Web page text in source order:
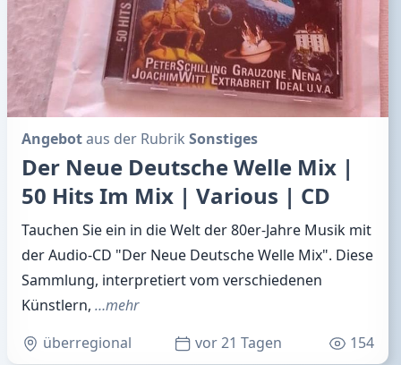
Angebotaus der Rubrik Sonstiges
Der Neue Deutsche Welle Mix |
50 Hits Im Mix | Various | CD
Tauchen Sie ein in die Welt der 80er-Jahre Musik mit
der Audio-CD "Der Neue Deutsche Welle Mix". Diese
Sammlung, interpretiert vom verschiedenen
Künstlern, …mehr
überregional
vor 21 Tagen 154